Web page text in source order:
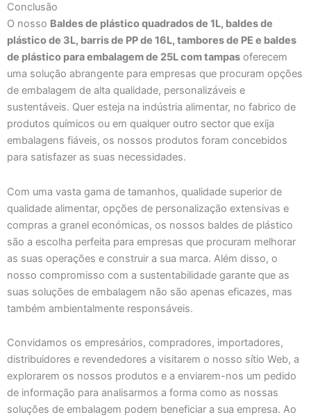
Conclusão
O nosso Baldes de plástico quadrados de 1L, baldes de
plástico de 3L, barris de PP de 16L, tambores de PE e baldes
de plástico para embalagem de 25L com tampas oferecem
uma solução abrangente para empresas que procuram opções
de embalagem de alta qualidade, personalizáveis e
sustentáveis. Quer esteja na indústria alimentar, no fabrico de
produtos químicos ou em qualquer outro sector que exija
embalagens fiáveis, os nossos produtos foram concebidos
para satisfazer as suas necessidades.
Com uma vasta gama de tamanhos, qualidade superior de
qualidade alimentar, opções de personalização extensivas e
compras a granel económicas, os nossos baldes de plástico
são a escolha perfeita para empresas que procuram melhorar
as suas operações e construir a sua marca. Além disso, o
nosso compromisso com a sustentabilidade garante que as
suas soluções de embalagem não são apenas eficazes, mas
também ambientalmente responsáveis.
Convidamos os empresários, compradores, importadores,
distribuidores e revendedores a visitarem o nosso sítio Web, a
explorarem os nossos produtos e a enviarem-nos um pedido
de informação para analisarmos a forma como as nossas
soluções de embalagem podem beneficiar a sua empresa. Ao